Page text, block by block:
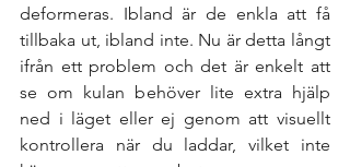
deformeras. Ibland är de enkla att få
tillbaka ut, ibland inte. Nu är detta långt
ifrån ett problem och det är enkelt att
se om kulan behöver lite extra hjälp
ned i läget eller ej genom att visuellt
kontrollera när du laddar, vilket inte